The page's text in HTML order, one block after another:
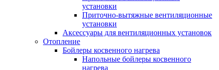
установки
Приточно-вытяжные вентиляционные
установки
Аксессуары для вентиляционных установок
Отопление
Бойлеры косвенного нагрева
Напольные бойлеры косвенного
нагрева